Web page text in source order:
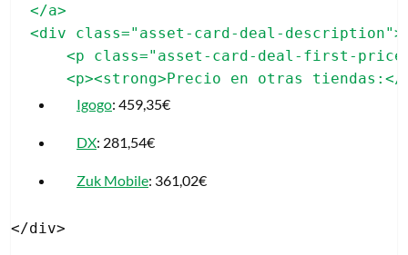
</a>
<div class="asset-card-deal-description">
<p class="asset-card-deal-first-
Igogo: 459,35€
DX: 281,54€
Zuk Mobile: 361,02€